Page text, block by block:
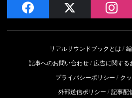
facebook
リアルサウンドブックとは
記事へのお問い合わせ
広告に関する
プライバシーポリシー
ク
外部送信ポリシー
記事配